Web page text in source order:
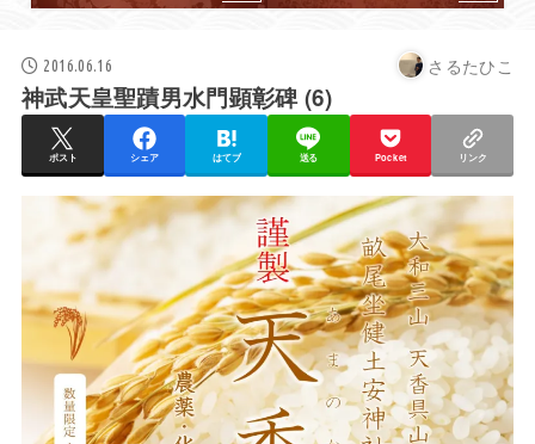
2016.06.16 さるたひこ
神武天皇聖蹟男水門顕彰碑 (6)
ポスト シェア はてブ 送る Pocket リンク